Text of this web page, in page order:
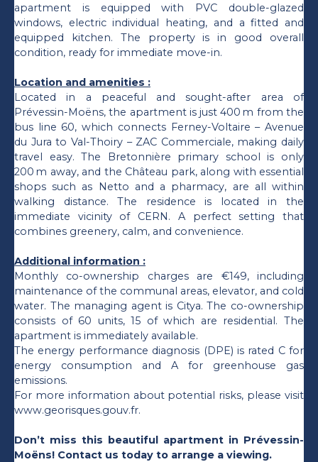
apartment is equipped with PVC double-glazed
windows, electric individual heating, and a fitted and
equipped kitchen. The property is in good overall
condition, ready for immediate move-in.
Location and amenities :
Located in a peaceful and sought-after area of
Prévessin-Moëns, the apartment is just 400 m from the
bus line 60, which connects Ferney-Voltaire – Avenue
du Jura to Val-Thoiry – ZAC Commerciale, making daily
travel easy. The Bretonnière primary school is only
200 m away, and the Château park, along with essential
shops such as Netto and a pharmacy, are all within
walking distance. The residence is located in the
immediate vicinity of CERN. A perfect setting that
combines greenery, calm, and convenience.
Additional information :
Monthly co-ownership charges are €149, including
maintenance of the communal areas, elevator, and cold
water. The managing agent is Citya. The co-ownership
consists of 60 units, 15 of which are residential. The
apartment is immediately available.
The energy performance diagnosis (DPE) is rated C for
energy consumption and A for greenhouse gas
emissions.
For more information about potential risks, please visit
www.georisques.gouv.fr.
Don’t miss this beautiful apartment in Prévessin-
Moëns! Contact us today to arrange a viewing.